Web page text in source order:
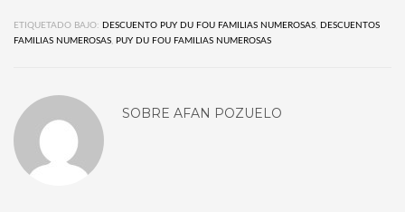
ETIQUETADO BAJO: DESCUENTO PUY DU FOU FAMILIAS NUMEROSAS
DESCUENTOS
FAMILIAS NUMEROSAS
PUY DU FOU FAMILIAS NUMEROSAS
SOBRE AFAN POZUELO